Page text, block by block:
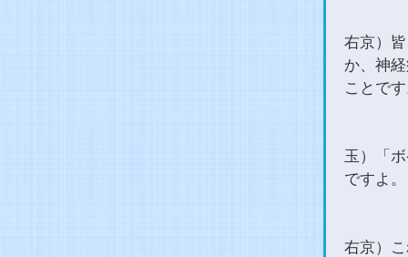
右京）
か、神
ことで
玉）「
ですよ。
右京）